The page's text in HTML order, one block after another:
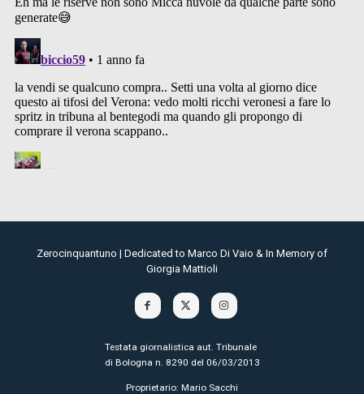
Zerocinquantuno | Dedicated to Marco Di Vaio & In Memory of
Giorgia Mattioli
Testata giornalistica aut. Tribunale
di Bologna n. 8290 del 06/03/2013
Proprietario: Mario Sacchi